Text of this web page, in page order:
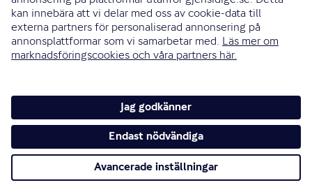
0771-326 326
Bli uppringd
Skriv till oss
Instagram
Cookies och säkerhet
Hantering av personuppgifter
Tillgänglighetsredogörelse